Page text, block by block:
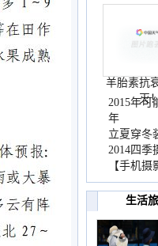
羊胎素抗
灭
2015年可
年
立夏穿冬
2014四季
【手机
生活